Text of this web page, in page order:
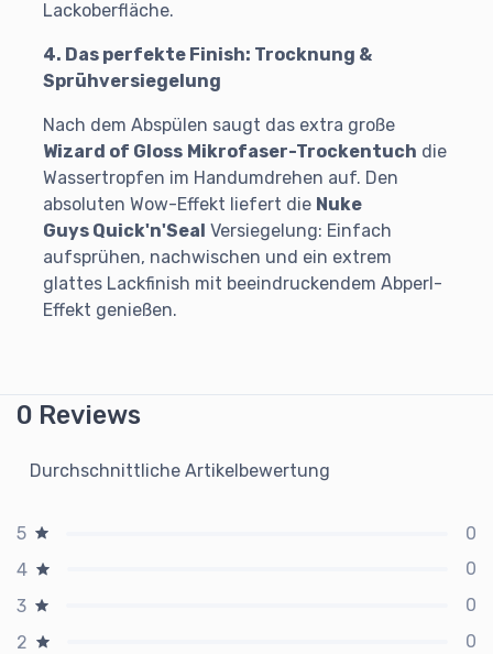
Lackoberfläche.
4. Das perfekte Finish: Trocknung &
Sprühversiegelung
Nach dem Abspülen saugt das extra große
Wizard of Gloss Mikrofaser-Trockentuch die
Wassertropfen im Handumdrehen auf. Den
absoluten Wow-Effekt liefert die Nuke
Guys Quick'n'Seal Versiegelung: Einfach
aufsprühen, nachwischen und ein extrem
glattes Lackfinish mit beeindruckendem Abperl-
Effekt genießen.
0 Reviews
Durchschnittliche Artikelbewertung
5
0
4
0
3
0
2
0